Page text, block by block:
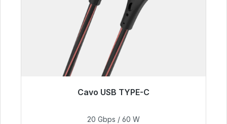
Cavo USB TYPE-C
Pronto per la spedizione immediata, tempo di
20 Gbps / 60 W